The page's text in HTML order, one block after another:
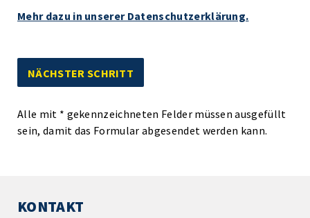
Mehr dazu in unserer Datenschutzerklärung.
Alle mit * gekennzeichneten Felder müssen ausgefüllt
sein, damit das Formular abgesendet werden kann.
KONTAKT